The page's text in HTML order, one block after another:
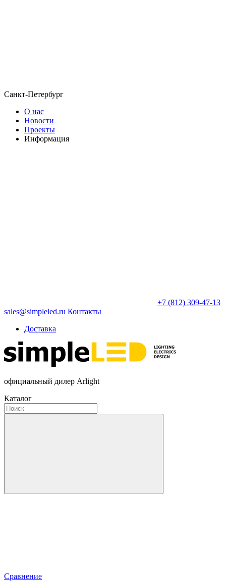
Санкт-Петербург
О нас
Новости
Проекты
Информация
+7 (812) 309-47-13
sales@simpleled.ru Контакты
Доставка
официальный дилер Arlight
Каталог
Сравнение